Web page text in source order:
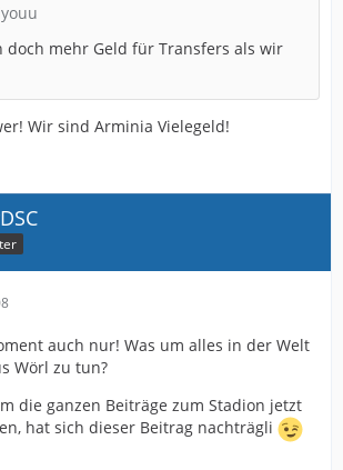
doch mehr Geld für Transfers als wir
Wir sind Arminia Vielegeld!
auch nur! Was um alles in der Welt
Wörl zu tun?
die ganzen Beiträge zum Stadion jetzt
hat sich dieser Beitrag nachträgli